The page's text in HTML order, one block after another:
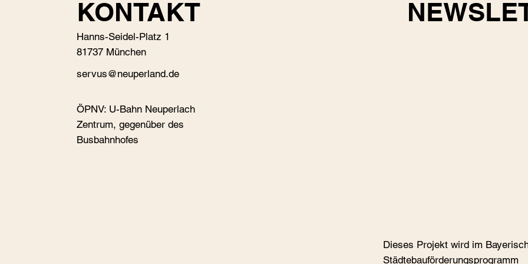
KONTAKT
Hanns-Seidel-Platz 1
81737 München
servus@neuperland.de
ÖPNV: U-Bahn Neuperlach
Zentrum, gegenüber des
Busbahnhofes
Dieses Projekt wird im
Städtebauförderungspro­gramm